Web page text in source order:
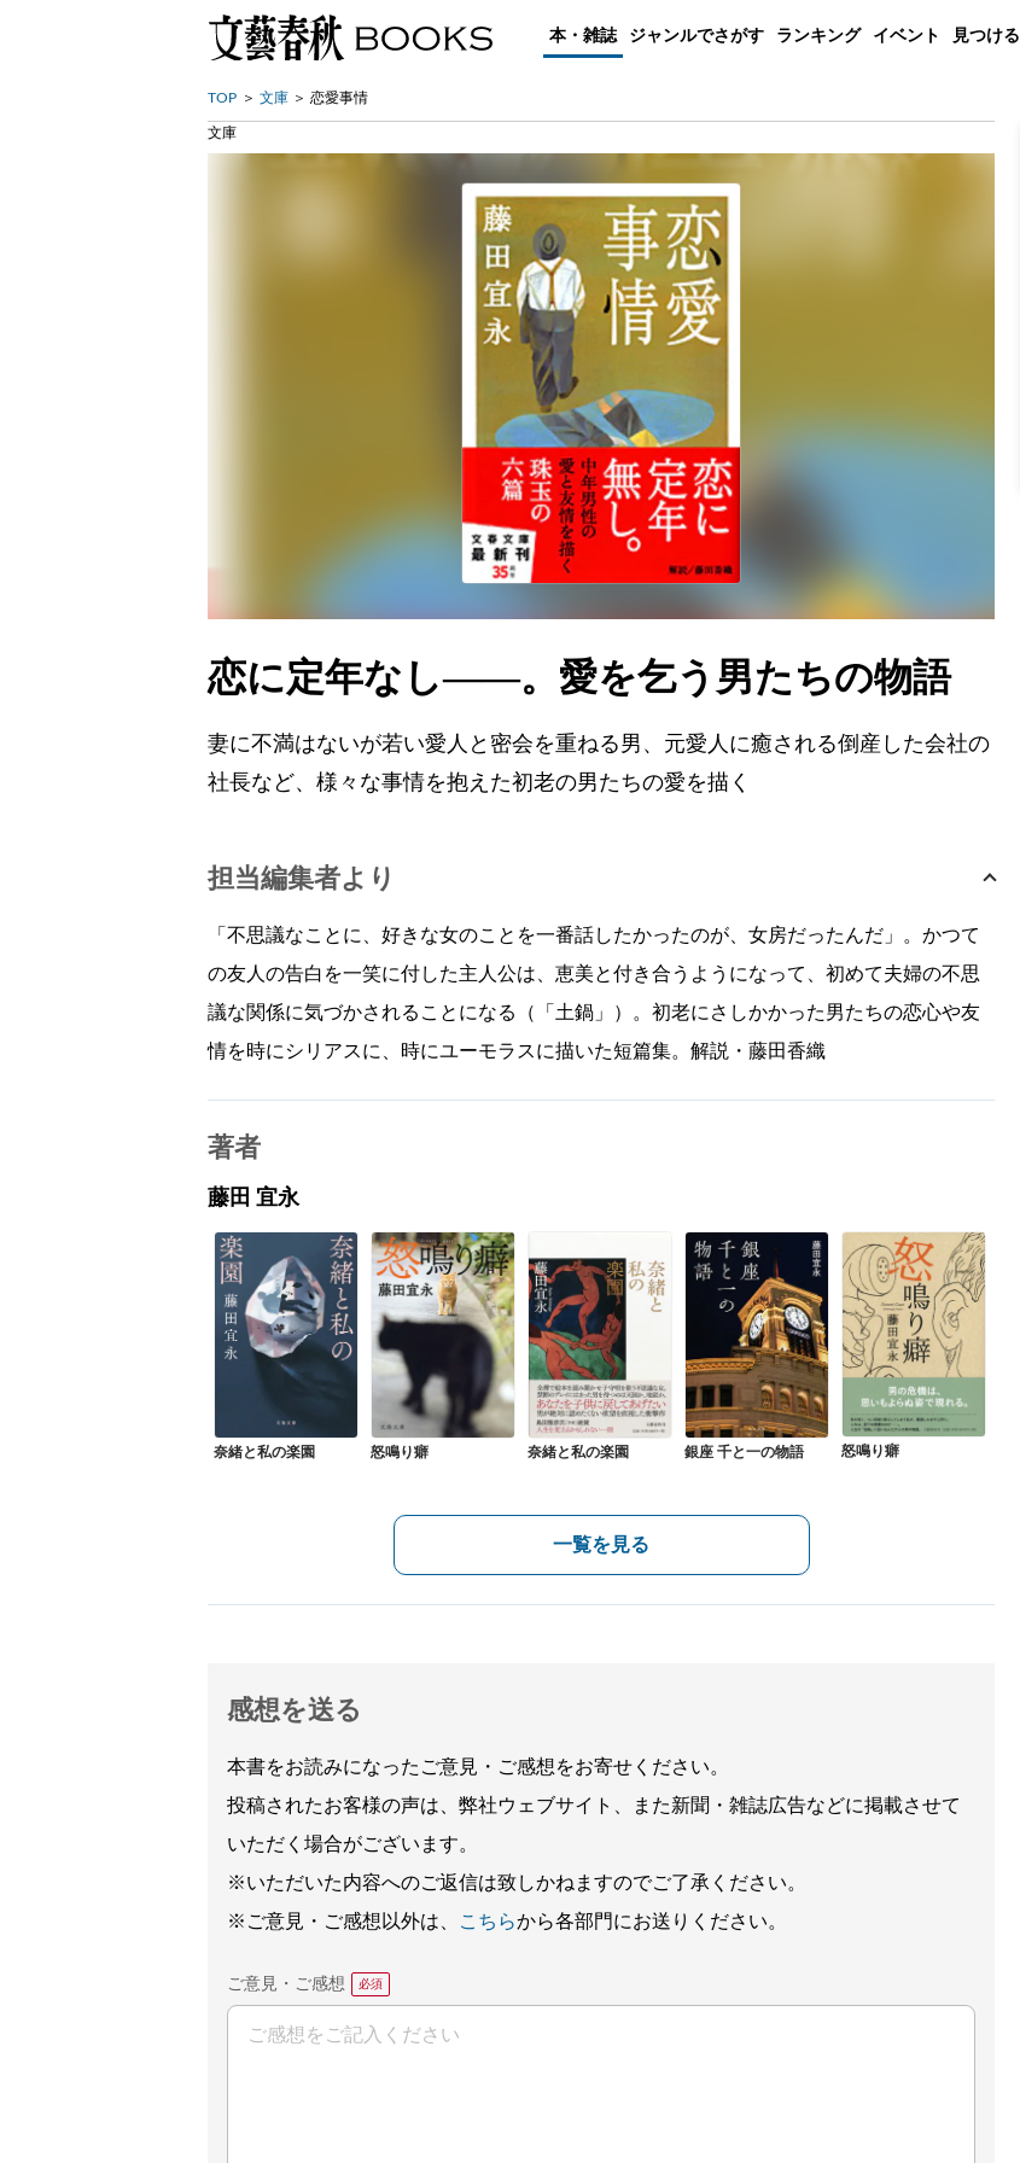
本・雑誌 ジャンルでさがす ランキング イベント 見つける
TOP 文庫 恋愛事情
文庫
恋に定年なし——。愛を乞う男たちの物語
妻に不満はないが若い愛人と密会を重ねる男、元愛人に癒される倒産した会社の
社長など、様々な事情を抱えた初老の男たちの愛を描く
担当編集者より
「不思議なことに、好きな女のことを一番話したかったのが、女房だったんだ」。かつて
の友人の告白を一笑に付した主人公は、恵美と付き合うようになって、初めて夫婦の不思
議な関係に気づかされることになる（「土鍋」）。初老にさしかかった男たちの恋心や友
情を時にシリアスに、時にユーモラスに描いた短篇集。解説・藤田香織
著者
藤田 宜永
奈緒と私の楽園 怒鳴り癖 奈緒と私の楽園 銀座 千と一の物語 怒鳴り癖
一覧を見る
感想を送る
本書をお読みになったご意見・ご感想をお寄せください。
投稿されたお客様の声は、弊社ウェブサイト、また新聞・雑誌広告などに掲載させて
いただく場合がございます。
※いただいた内容へのご返信は致しかねますのでご了承ください。
※ご意見・ご感想以外は、
こちらから各部門にお送りください。
ご意見・ご感想